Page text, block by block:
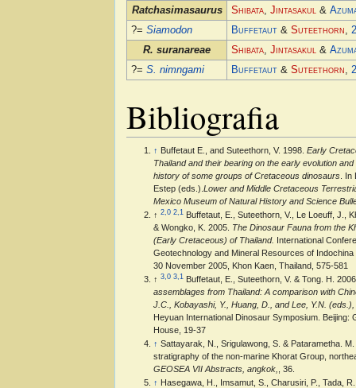
Ratchasimasaurus Shibata,Jintasakul &
?=Siamodon Buffetaut &Suteethorn,
R. suranareae
Shibata,Jintasakul &
?=S. nimngami Buffetaut &Suteethorn,
Bibliografia
↑ Buffetaut E., and Suteethorn, V. 1998. Early
Thailand and their bearing on the early evolution
history of some groups of Cretaceous dinosaurs. In
Estep (eds.). Lower and Middle Cretaceous
Mexico Museum of Natural History and Science
↑ 2,0 2,1 Buffetaut, E., Suteethorn, V., Le Loeuff, J.,
& Wongko, K. 2005. The Dinosaur Fauna from the
(Early Cretaceous) of Thailand. International
Geotechnology and Mineral Resources of
30 November 2005, Khon Kaen, Thailand, 575-581
↑ 3,0 3,1 Buffetaut, E., Suteethorn, V. & Tong. H.
assemblages from Thailand: A comparison with
J.C., Kobayashi, Y., Huang, D., and Lee, Y.N. (eds.),
Heyuan International Dinosaur Symposium. Beijing:
House, 19-37
↑ Sattayarak, N., Srigulawong, S. & Patarametha.
stratigraphy of the non-marine Khorat Group,
GEOSEA VII Abstracts, angkok,
, 36.
↑ Hasegawa, H., Imsamut, S., Charusiri, P., Tada,